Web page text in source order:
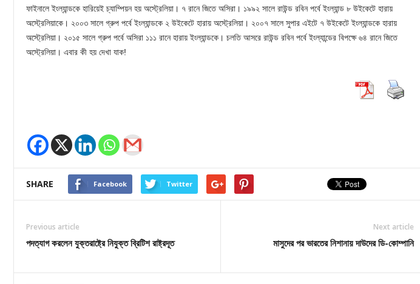
ফাইনালে ইংল্যান্ডকে হারিয়েই চ্যাম্পিয়ন হয় অস্ট্রেলিয়া। ৭ রানে জিতে অসিরা। ১৯৯২ সালে রাউন্ড রবিন পর্বে ইংল্যান্ড ৮ উইকেটে হারায়
অস্ট্রেলিয়াকে। ২০০৩ সালে গ্রুপ পর্বে ইংল্যান্ডকে ২ উইকেটে হারায় অস্ট্রেলিয়া। ২০০৭ সালে সুপার এইটে ৭ উইকেটে ইংল্যান্ডকে হারায়
অস্ট্রেলিয়া। ২০১৫ সালে গ্রুপ পর্বে অসিরা ১১১ রানে হারায় ইংল্যান্ডকে। চলতি আসরে রাউন্ড রবিন পর্বে ইংল্যান্ডের বিপক্ষে ৬৪ রানে জিতে
অস্ট্রেলিয়া। এবার কী হয় দেখা যাক!
SHARE Facebook Twitter
Previous article
পদত্যাগ করলেন যুক্তরাষ্ট্রে নিযুক্ত ব্রিটিশ রাষ্ট্রদূত
Next article
মাসুদের পর ভারতের নিশানায় দাউদের ডি-কোম্পানি